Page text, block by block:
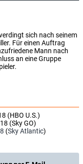
sich nach seinem
Für einen Auftrag
Mann nach
an eine Gruppe
(HBO U.S.)
(Sky GO)
(Sky Atlantic)